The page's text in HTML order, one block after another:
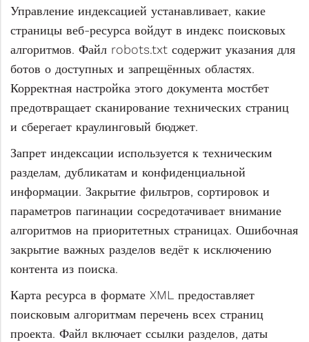
Управление индексацией устанавливает, какие
страницы веб-ресурса войдут в индекс поисковых
алгоритмов. Файл robots.txt содержит указания для
ботов о доступных и запрещённых областях.
Корректная настройка этого документа мостбет
предотвращает сканирование технических страниц
и сберегает краулинговый бюджет.
Запрет индексации используется к техническим
разделам, дубликатам и конфиденциальной
информации. Закрытие фильтров, сортировок и
параметров пагинации сосредотачивает внимание
алгоритмов на приоритетных страницах. Ошибочная
закрытие важных разделов ведёт к исключению
контента из поиска.
Карта ресурса в формате XML предоставляет
поисковым алгоритмам перечень всех страниц
проекта. Файл включает ссылки разделов, даты